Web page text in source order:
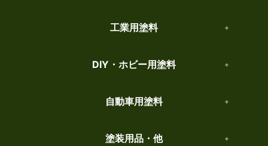
工業用塗料
DIY・ホビー用塗料
自動車用塗料
塗装用品・他